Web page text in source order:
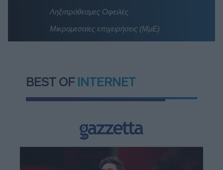
Ληξιπρόθεσμες Οφειλές
Μικρομεσαίες επιχειρήσεις (ΜμΕ)
BEST OF INTERNET